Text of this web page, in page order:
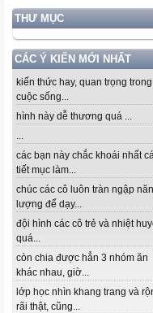
THƯ MỤC
CÁC Ý KIẾN MỚI NHẤT
kiến thức hay, quan trọng trong
cuộc sống...
hình này dễ thương quá ...
...
các bạn này chắc khoái nhất
tiết mục làm...
chúc các cô luôn tràn ngập
lượng để dạy...
đội hình các cô trẻ và nhiệt
quá...
còn chia được hẳn 3 nhóm ăn
khác nhau, giờ...
lớp học nhìn khang trang và
rãi thật, cũng...